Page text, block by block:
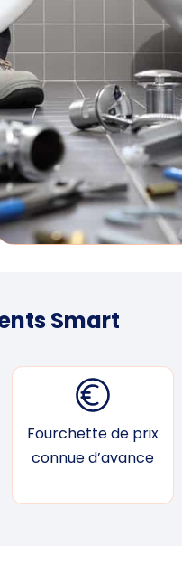
Smart
Fourchette de prix
connue d’avance